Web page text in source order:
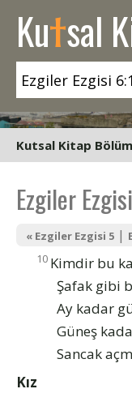
Kutsal
Kutsal Kitap
Ezgiler
« Ezgiler Ezgisi 5 |
10 Kimdir bu
Şafak gibi
Ay kadar
Güneş
Sancak
Kız